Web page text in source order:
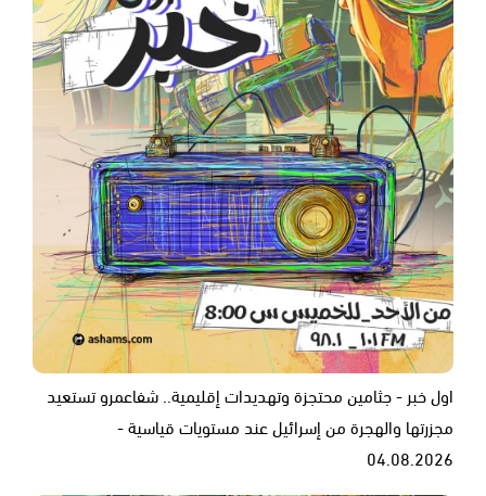
اول خبر - جثامين محتجزة وتهديدات إقليمية.. شفاعمرو تستعيد
مجزرتها والهجرة من إسرائيل عند مستويات قياسية -
04.08.2026